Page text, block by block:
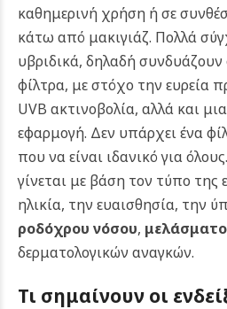
καθημερινή χρήση ή σε
κάτω από μακιγιάζ. Πολλά
υβριδικά, δηλαδή
φίλτρα, με στόχο την ευρεία
UVB ακτινοβολία, αλλά και
εφαρμογή. Δεν υπάρχει ένα
που να είναι ιδανικό για
γίνεται με βάση τον τύπο της
ηλικία, την ευαισθησία, την
ροδόχρου νόσου,
δερματολογικών αναγκών.
Τι σημαίνουν οι